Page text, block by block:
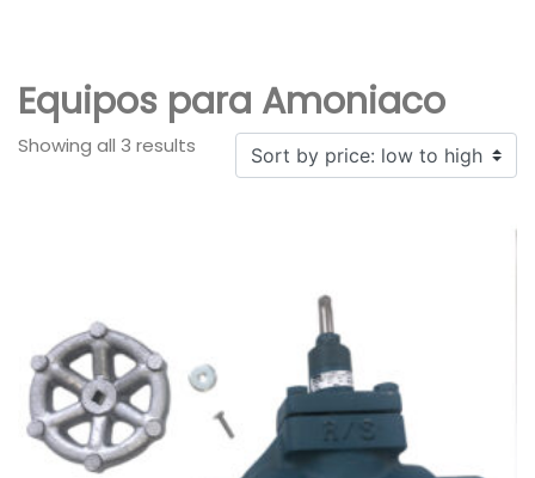
Equipos para Amoniaco
Showing all 3 results Sorted